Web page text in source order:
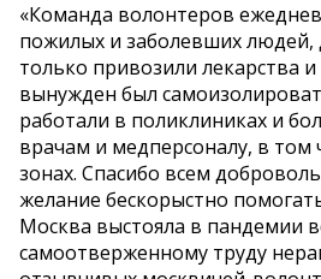
«Команда волонтеров
пожилых и заболевших
только привозили лекарства
вынужден был
работали в поликлиниках и
врачам и медперсоналу, в том
зонах. Спасибо всем
желание бескорыстно
Москва выстояла в пандемии
самоотверженному труду